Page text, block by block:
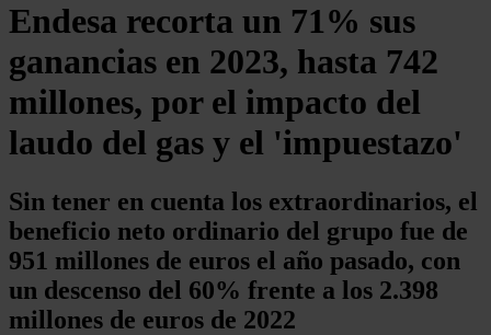
Endesa recorta un 71% sus
ganancias en 2023, hasta 742
millones, por el impacto del
laudo del gas y el 'impuestazo'
Sin tener en cuenta los extraordinarios, el
beneficio neto ordinario del grupo fue de
951 millones de euros el año pasado, con
un descenso del 60% frente a los 2.398
millones de euros de 2022